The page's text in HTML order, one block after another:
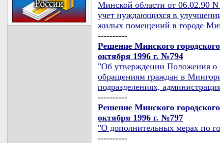
Минской области от 06.02.90
учет нуждающихся в
жилых помещений в городе
----------
Решение Минского
октября 1996 г. №794
"Об утверждении Положения о
обращениям граждан в
подразделениях,
----------
Решение Минского
октября 1996 г. №797
"О дополнительных мерах по
----------